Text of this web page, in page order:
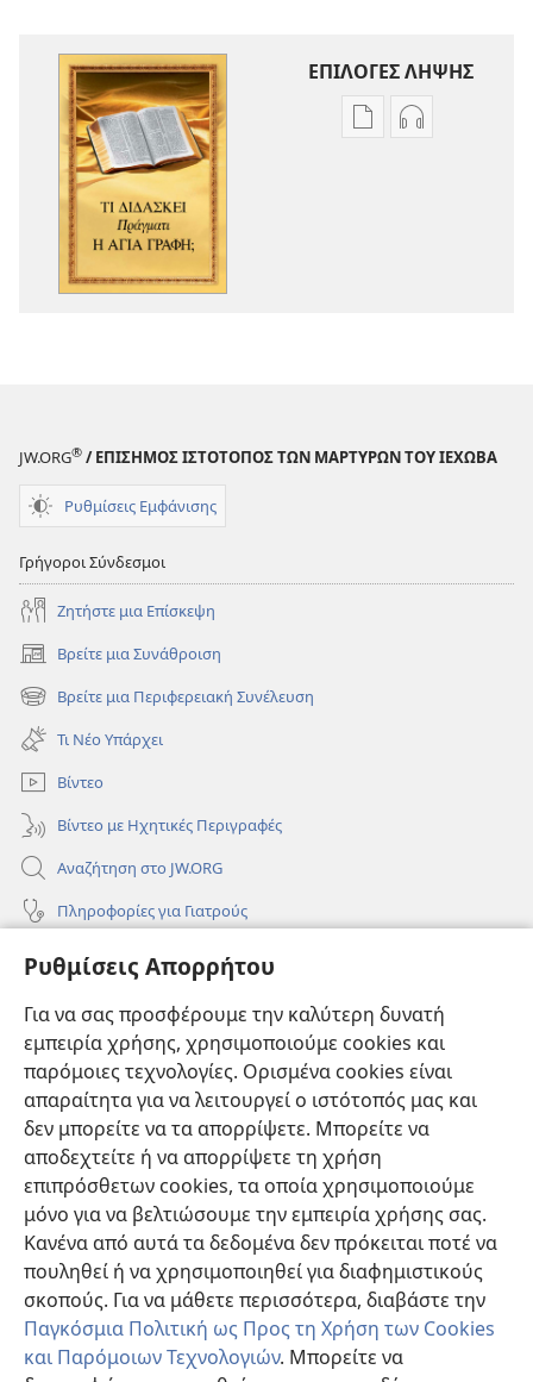
Ρυθμίσεις Απορρήτου
Για να σας προσφέρουμε την καλύτερη δυνατή
εμπειρία χρήσης, χρησιμοποιούμε cookies και
παρόμοιες τεχνολογίες. Ορισμένα cookies είναι
απαραίτητα για να λειτουργεί ο ιστότοπός μας και
δεν μπορείτε να τα απορρίψετε. Μπορείτε να
αποδεχτείτε ή να απορρίψετε τη χρήση
επιπρόσθετων cookies, τα οποία χρησιμοποιούμε
μόνο για να βελτιώσουμε την εμπειρία χρήσης σας.
Κανένα από αυτά τα δεδομένα δεν πρόκειται ποτέ να
πουληθεί ή να χρησιμοποιηθεί για διαφημιστικούς
σκοπούς. Για να μάθετε περισσότερα, διαβάστε την
Παγκόσμια Πολιτική ως Προς τη Χρήση των Cookies
και Παρόμοιων Τεχνολογιών. Μπορείτε να
ΕΠΙΛΟΓΕΣ ΛΗΨΗΣ
ΕπιλογέςΕπιλογές
JW.ORG® / ΕΠΙΣΗΜΟΣ ΙΣΤΟΤΟΠΟΣ ΤΩΝ ΜΑΡΤΥΡΩΝ ΤΟΥ ΙΕΧΩΒΑ
Ρυθμίσεις Εμφάνισης
Γρήγοροι Σύνδεσμοι
Ζητήστε μια Επίσκεψη
Βρείτε μια Συνάθροιση
(ανοίγει
νέο
παράθυρο)
Βρείτε μια Περιφερειακή Συνέλευση
(ανοίγει
νέο
παράθυρο)
Τι Νέο Υπάρχει
Βίντεο
Βίντεο με Ηχητικές Περιγραφές
Αναζήτηση στο JW.ORG
Πληροφορίες για Γιατρούς
Πληροφορίες για Επίσημους Φορείς και ΜΜΕ
Συνεισφορές
(ανοίγει
παράθυρο)ΔΙΑΔΙΚΤΥΑΚΗ ΒΙΒΛΙΟΘΗΚΗ της Σκοπιάς™
(ανοίγει
νέο
παράθυρο)
JW Hub ®
(ανοίγει
νέο
παράθυρο)JW Library®
Βιβλιοθήκη της Σκοπιάς